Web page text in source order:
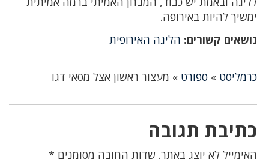
ימשיך להיות באירופה.
נושאים קשורים: הליגה האירופית
כרמליסט » ספורט » מעצור ראשון אצל מסאי דגו
כתיבת תגובה
האימייל לא יוצג באתר. שדות החובה מסומנים *